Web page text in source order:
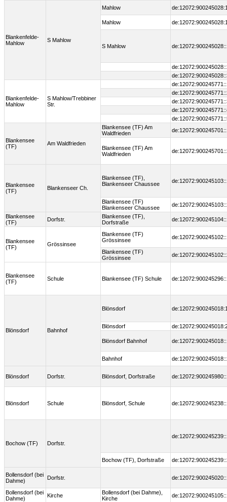
Blankenfelde-
Mahlow
S Mahlow
Mahlow
Mahlow
S Mahlow
Blankenfelde-
Mahlow
S Mahlow/Trebbiner
Str.
Blankensee
(TF)
Am Waldfrieden
Blankensee (TF) Am
Waldfrieden
Blankensee (TF) Am
Waldfrieden
Blankensee
(TF)
Blankenseer Ch.
Blankensee (TF),
Blankenseer Chaussee
Blankensee (TF)
Blankenseer Chaussee
Blankensee
(TF)
Dorfstr.
Blankensee (TF),
Dorfstraße
Blankensee
(TF)
Grössinsee
Blankensee (TF)
Grössinsee
Blankensee (TF)
Grössinsee
Blankensee
(TF)
Schule Blankensee (TF) Schule
Blönsdorf Bahnhof
Blönsdorf
Blönsdorf
Blönsdorf Bahnhof
Bahnhof
Blönsdorf Dorfstr. Blönsdorf, Dorfstraße
Blönsdorf Schule Blönsdorf, Schule
Bochow (TF) Dorfstr.
Bochow (TF), Dorfstraße
Bollensdorf (bei
Dahme)
Dorfstr.
Bollensdorf (bei
Dahme)
Kirche
Bollensdorf (bei Dahme),
Kirche